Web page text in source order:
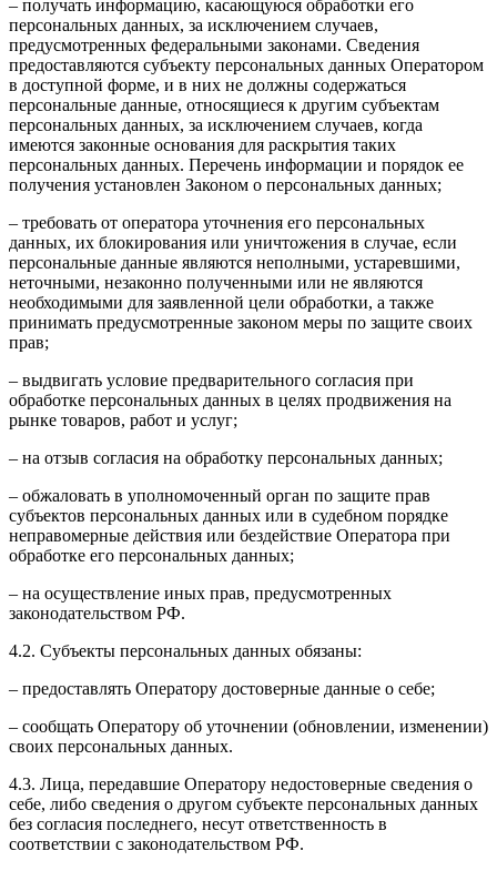
– получать информацию, касающуюся обработки его
персональных данных, за исключением случаев,
предусмотренных федеральными законами. Сведения
предоставляются субъекту персональных данных Оператором
в доступной форме, и в них не должны содержаться
персональные данные, относящиеся к другим субъектам
персональных данных, за исключением случаев, когда
имеются законные основания для раскрытия таких
персональных данных. Перечень информации и порядок ее
получения установлен Законом о персональных данных;
– требовать от оператора уточнения его персональных
данных, их блокирования или уничтожения в случае, если
персональные данные являются неполными, устаревшими,
неточными, незаконно полученными или не являются
необходимыми для заявленной цели обработки, а также
принимать предусмотренные законом меры по защите своих
прав;
– выдвигать условие предварительного согласия при
обработке персональных данных в целях продвижения на
рынке товаров, работ и услуг;
– на отзыв согласия на обработку персональных данных;
– обжаловать в уполномоченный орган по защите прав
субъектов персональных данных или в судебном порядке
неправомерные действия или бездействие Оператора при
обработке его персональных данных;
– на осуществление иных прав, предусмотренных
законодательством РФ.
4.2. Субъекты персональных данных обязаны:
– предоставлять Оператору достоверные данные о себе;
– сообщать Оператору об уточнении (обновлении, изменении)
своих персональных данных.
4.3. Лица, передавшие Оператору недостоверные сведения о
себе, либо сведения о другом субъекте персональных данных
без согласия последнего, несут ответственность в
соответствии с законодательством РФ.